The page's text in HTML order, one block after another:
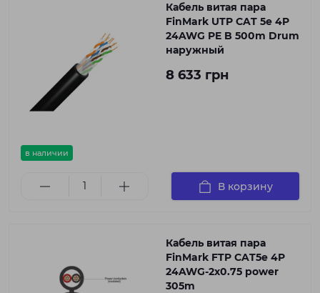
в наличии
Кабель витая пара
FinMark UTP CAT 5e 4P
24AWG PE B 500m Drum
наружный
8 633 грн
В корзину
Кабель витая пара
FinMark FTP CAT5e 4P
24AWG-2x0.75 power
305m